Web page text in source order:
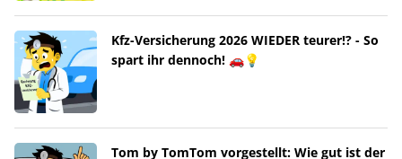
Kfz-Versicherung 2026 WIEDER teurer!? - So
spart ihr dennoch! 🚗💡
Tom by TomTom vorgestellt: Wie gut ist der